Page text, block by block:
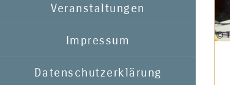
Veranstaltungen
Impressum
Datenschutzerklärung